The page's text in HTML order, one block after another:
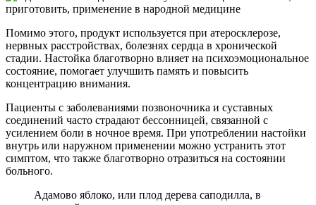
Помимо этого, продукт используется при атеросклерозе,
нервных расстройствах, болезнях сердца в хронической
стадии. Настойка благотворно влияет на психоэмоциональное
состояние, помогает улучшить память и повысить
концентрацию внимания.
Пациенты с заболеваниями позвоночника и суставных
соединений часто страдают бессонницей, связанной с
усилением боли в ночное время. При употреблении настойки
внутрь или наружном применении можно устранить этот
симптом, что также благотворно отразиться на состоянии
больного.
Адамово яблоко, или плод дерева саподилла, в